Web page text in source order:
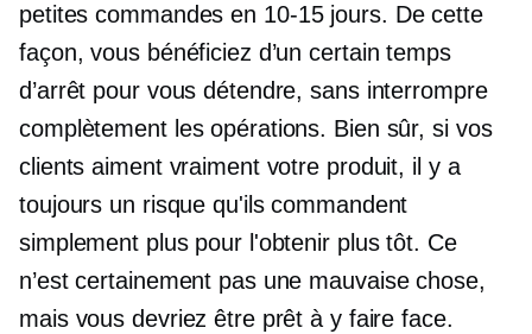
petites commandes en 10-15jours. De cette
façon, vous bénéficiez d’un certain temps
d’arrêt pour vous détendre, sans interrompre
complètement les opérations. Bien sûr, si vos
clients aiment vraiment votre produit, il y a
toujours un risque qu'ils commandent
simplement plus pour l'obtenir plus tôt. Ce
n’est certainement pas une mauvaise chose,
mais vous devriez être prêt à y faire face.